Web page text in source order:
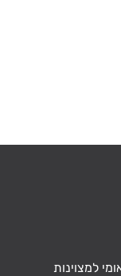
למצוינות